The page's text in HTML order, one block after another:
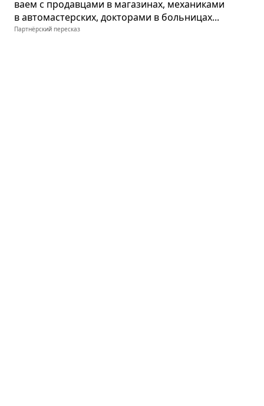
ваем с про­дав­цами в мага­зи­нах, меха­ни­ками
в авто­ма­стер­ских, док­то­рами в боль­ни­цах...
Партнёрский пересказ